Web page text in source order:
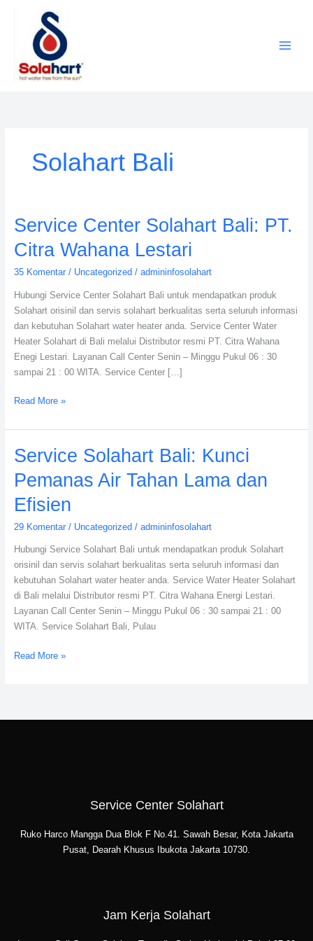
Solahart Bali
Service Center Solahart Bali: PT.
Citra Wahana Lestari
35 Komentar / Uncategorized / admininfosolahart
Hubungi Service Center Solahart Bali untuk mendapatkan produk
Solahart orisinil dan servis solahart berkualitas serta seluruh informasi
dan kebutuhan Solahart water heater anda. Service Center Water
Heater Solahart di Bali melalui Distributor resmi PT. Citra Wahana
Enegi Lestari. Layanan Call Center Senin – Minggu Pukul 06 : 30
sampai 21 : 00 WITA. Service Center […]
Service
Center
Solahart
Bali:
Citra
Wahana
Lestari
Read More »
Service Solahart Bali: Kunci
Pemanas Air Tahan Lama dan
Efisien
29 Komentar / Uncategorized/ admininfosolahart
Hubungi Service Solahart Bali untuk mendapatkan produk Solahart
orisinil dan servis solahart berkualitas serta seluruh informasi dan
kebutuhan Solahart water heater anda. Service Water Heater Solahart
di Bali melalui Distributor resmi PT. Citra Wahana Energi Lestari.
Layanan Call Center Senin – Minggu Pukul 06 : 30 sampai 21 : 00
WITA. Service Solahart Bali, Pulau
Service
Solahart
Bali:
Kunci
Pemanas
Air
Read More »
Service Center Solahart
Ruko Harco Mangga Dua Blok F No.41. Sawah Besar, Kota Jakarta
Pusat, Dearah Khusus Ibukota Jakarta 10730.
Jam Kerja Solahart